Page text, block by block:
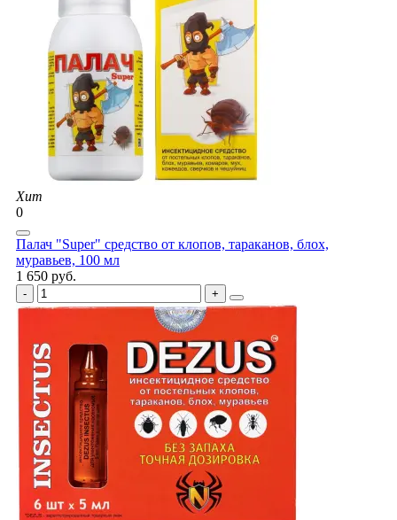
Хит
0
Палач "Super" средство от клопов, тараканов, блох,
муравьев, 100 мл
1 650 руб.